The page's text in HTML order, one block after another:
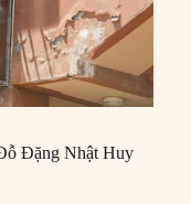
Đặng Nhật Huy